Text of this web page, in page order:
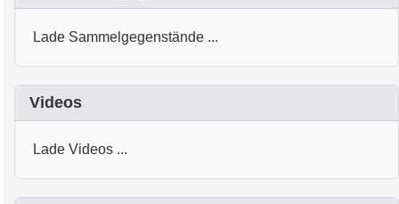
Lade Sammelgegenstände ...
Videos
Lade Videos ...